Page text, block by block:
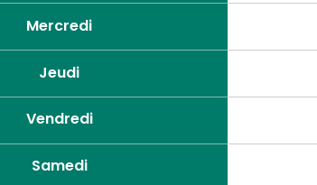
Mercredi
Jeudi
Vendredi
Samedi